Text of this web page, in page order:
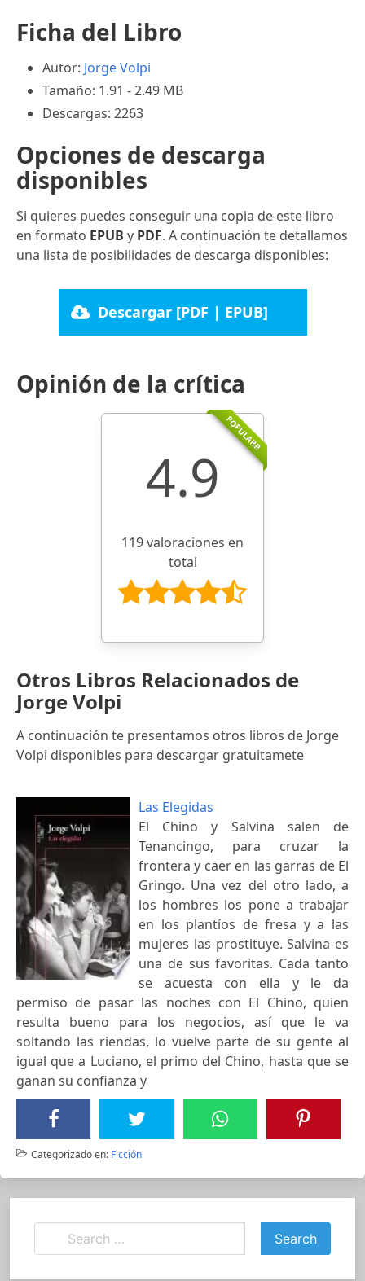
Ficha del Libro
Autor: Jorge Volpi
Tamaño: 1.91 - 2.49 MB
Descargas: 2263
Opciones de descarga
disponibles
Si quieres puedes conseguir una copia de este libro
en formato EPUB y PDF. A continuación te detallamos
una lista de posibilidades de descarga disponibles:
Descargar [PDF | EPUB]
Opinión de la crítica
POPULARR
4.9
119 valoraciones en
total
Otros Libros Relacionados de
Jorge Volpi
A continuación te presentamos otros libros de Jorge
Volpi disponibles para descargar gratuitamete
Las Elegidas
El Chino y Salvina salen de
Tenancingo, para cruzar la
frontera y caer en las garras de El
Gringo. Una vez del otro lado, a
los hombres los pone a trabajar
en los plantíos de fresa y a las
mujeres las prostituye. Salvina es
una de sus favoritas. Cada tanto
se acuesta con ella y le da
permiso de pasar las noches con El Chino, quien
resulta bueno para los negocios, así que le va
soltando las riendas, lo vuelve parte de su gente al
igual que a Luciano, el primo del Chino, hasta que se
ganan su confianza y
Categorizado en: Ficción